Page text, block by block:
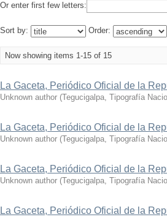
Or enter first few letters:
Sort by: Order:
Now showing items 1-15 of 15
La Gaceta, Periódico Oficial de la
Unknown author (Tegucigalpa, Tipografía
La Gaceta, Periódico Oficial de la
Unknown author (Tegucigalpa, Tipografía
La Gaceta, Periódico Oficial de la
Unknown author (Tegucigalpa, Tipografía
La Gaceta, Periódico Oficial de la